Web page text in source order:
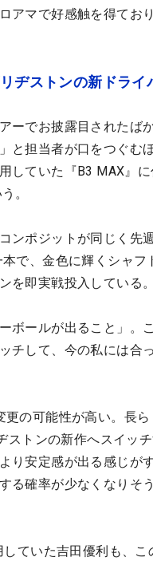
アマで好感触を得てお
ヂストンの新ドライ
ーでお披露目されたば
と担当者が口をつぐむ
していた『B3 MAX』
。
ンポジットが同じく先
で、金色に輝くシャフ
を即実戦投入している。
ボールが出ること」。
チして、今の私には合
の可能性が高い。長
ストンの新作へスイッ
り安定感が出る感じが
る確率が少なくなりそ
ていた吉田優利も、こ